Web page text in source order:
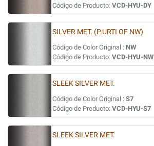
Código de Producto: VCD-HYU-DY
SILVER MET. (P.URTI OF NW)
Código de Color Original : NW
Código de Producto: VCD-HYU-NW
SLEEK SILVER MET.
Código de Color Original : S7
Código de Producto: VCD-HYU-S7
SLEEK SILVER MET.